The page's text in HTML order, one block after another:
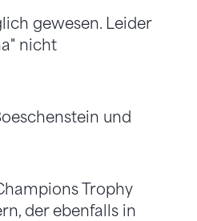
gewesen. Leider
nicht
und
Trophy
der ebenfalls in